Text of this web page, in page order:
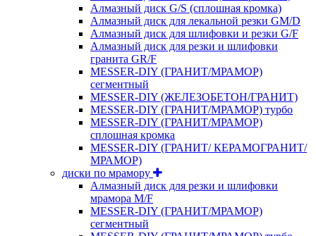
Алмазный диск G/S (сплошная кромка)
Алмазный диск для лекальной резки GM/D
Алмазный диск для шлифовки и резки G/F
Алмазный диск для резки и шлифовки
гранита GR/F
MESSER-DIY (ГРАНИТ/МРАМОР)
сегментный
MESSER-DIY (ЖЕЛЕЗОБЕТОН/ГРАНИТ)
MESSER-DIY (ГРАНИТ/МРАМОР) турбо
MESSER-DIY (ГРАНИТ/МРАМОР)
сплошная кромка
MESSER-DIY (ГРАНИТ/ КЕРАМОГРАНИТ/
МРАМОР)
диски по мрамору
Алмазный диск для резки и шлифовки
мрамора M/F
MESSER-DIY (ГРАНИТ/МРАМОР)
сегментный